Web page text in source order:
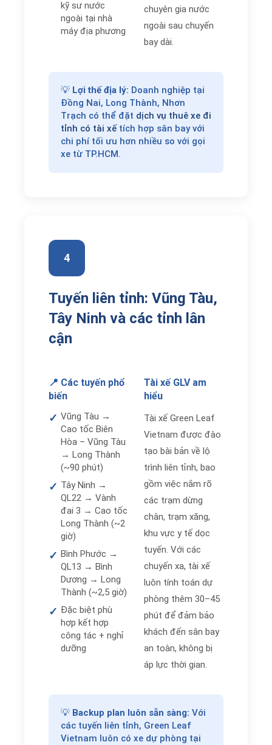
kỹ sư nước
ngoài tại nhà
máy địa phương
chuyên gia nước
ngoài sau chuyến
bay dài.
💡 Lợi thế địa lý: Doanh nghiệp tại
Đồng Nai, Long Thành, Nhơn
Trạch có thể đặt dịch vụ thuê xe đi
tỉnh có tài xế tích hợp sân bay với
chi phí tối ưu hơn nhiều so với gọi
xe từ TP.HCM.
4
Tuyến liên tỉnh: Vũng Tàu,
Tây Ninh và các tỉnh lân
cận
📍 Các tuyến phổ
biến
✓ Vũng Tàu →
Cao tốc Biên
Hòa – Vũng Tàu
→ Long Thành
(~90 phút)
✓ Tây Ninh →
QL22 → Vành
đai 3 → Cao tốc
Long Thành (~2
giờ)
✓ Bình Phước →
QL13 → Bình
Dương → Long
Thành (~2,5 giờ)
✓ Đặc biệt phù
hợp kết hợp
công tác + nghỉ
dưỡng
Tài xế GLV am
hiểu
Tài xế Green Leaf
Vietnam được đào
tạo bài bản về lộ
trình liên tỉnh, bao
gồm việc nắm rõ
các trạm dừng
chân, trạm xăng,
khu vực y tế dọc
tuyến. Với các
chuyến xa, tài xế
luôn tính toán dự
phòng thêm 30–45
phút để đảm bảo
khách đến sân bay
an toàn, không bị
áp lực thời gian.
💡 Backup plan luôn sẵn sàng: Với
các tuyến liên tỉnh, Green Leaf
Vietnam luôn có xe dự phòng tại